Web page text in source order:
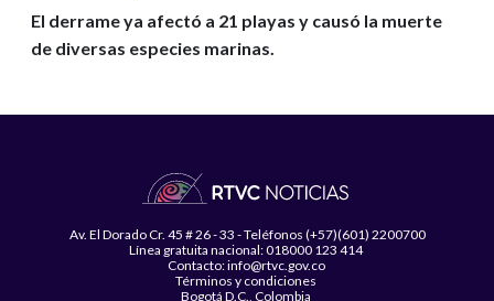
El derrame ya afectó a 21 playas y causó la muerte
de diversas especies marinas.
Av. El Dorado Cr. 45 # 26 - 33 - Teléfonos (+57)(601) 2200700
Línea gratuita nacional: 018000 123 414
Contacto: info@rtvc.gov.co
Términos y condiciones
Bogotá D.C., Colombia